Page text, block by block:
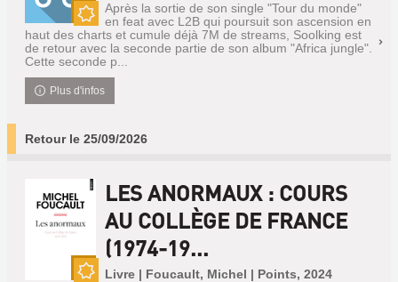
Nouveauté
Après la sortie de son single "Tour du monde"
en feat avec L2B qui poursuit son ascension en
haut des charts et cumule déjà 7M de streams, Soolking est
de retour avec la seconde partie de son album "Africa jungle".
Cette seconde p...
Plus d'infos
Retour le 25/09/2026
LES ANORMAUX : COURS
AU COLLÈGE DE FRANCE
(1974-19...
Livre | Foucault, Michel | Points, 2024